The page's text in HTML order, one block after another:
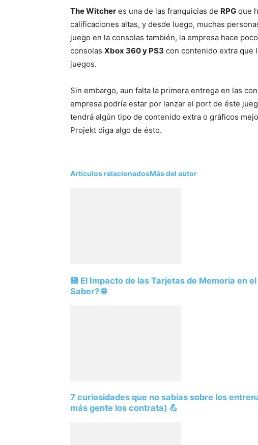
The Witcher es una de las franquicias de RPG que
calificaciones altas, y desde luego, muchas
juego en la consolas también, la empresa hace
consolas Xbox 360 y PS3 con contenido extra que
juegos.
Sin embargo, aun falta la primera entrega en las
empresa podría estar por lanzar el port de éste
tendrá algún tipo de contenido extra o gráficos
Projekt diga algo de ésto.
Artículos relacionadosMás del autor
💾 El Impacto de las Tarjetas de Memoria en
Saber? 🌐
7 curiosidades que no sabías sobre los
más gente los contrata) 💪